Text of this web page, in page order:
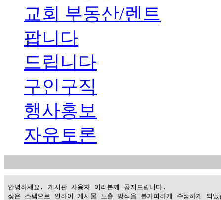
교회 부동산/렌트
팝니다
드립니다
구인구직
행사홍보
자유토론
안녕하세요. 게시판 사용자 여러분께 공지드립니다.
잦은 스팸으로 인하여 게시물 노출 방식을 불가피하게 수정하게 되었